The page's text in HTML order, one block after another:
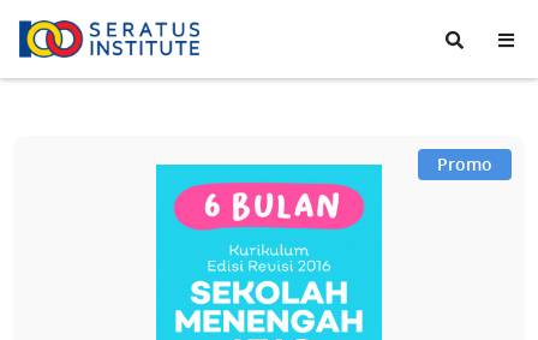
Seratus
Institute
Promo